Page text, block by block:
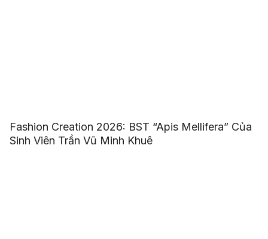
Fashion Creation 2026: BST “Apis Mellifera” Của
Sinh Viên Trần Vũ Minh Khuê